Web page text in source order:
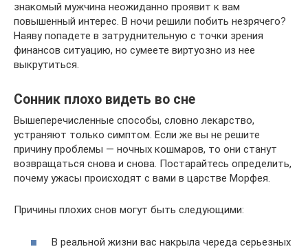
знакомый мужчина неожиданно проявит к вам
повышенный интерес. В ночи решили побить незрячего?
Наяву попадете в затруднительную с точки зрения
финансов ситуацию, но сумеете виртуозно из нее
выкрутиться.
Сонник плохо видеть во сне
Вышеперечисленные способы, словно лекарство,
устраняют только симптом. Если же вы не решите
причину проблемы — ночных кошмаров, то они станут
возвращаться снова и снова. Постарайтесь определить,
почему ужасы происходят с вами в царстве Морфея.
Причины плохих снов могут быть следующими:
В реальной жизни вас накрыла череда серьезных